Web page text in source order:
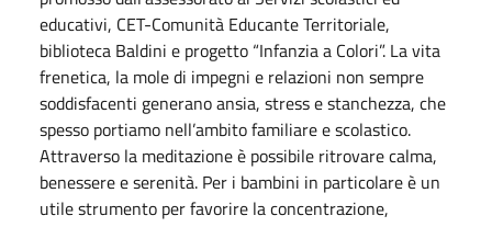
educativi, CET-Comunità Educante Territoriale,
biblioteca Baldini e progetto “Infanzia a Colori”. La vita
frenetica, la mole di impegni e relazioni non sempre
soddisfacenti generano ansia, stress e stanchezza, che
spesso portiamo nell’ambito familiare e scolastico.
Attraverso la meditazione è possibile ritrovare calma,
benessere e serenità. Per i bambini in particolare è un
utile strumento per favorire la concentrazione,